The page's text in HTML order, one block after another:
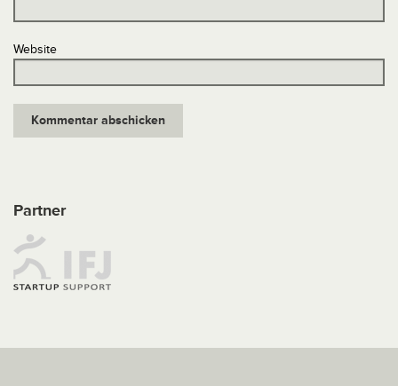
Website
Partner